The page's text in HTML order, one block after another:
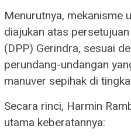
Menurutnya, mekanisme
diajukan atas
(DPP) Gerindra, sesuai
perundang-undangan
manuver sepihak di
Secara rinci, Harmin
utama keberatannya: